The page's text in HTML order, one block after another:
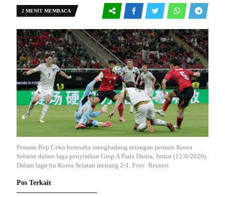
2 MENIT MEMBACA
Pemain Rep Ceko berusaha menghadang serangan pemain Korea
Selatan dalam laga penyisihan Grup A Piala Dunia, Jumat (12/6/2026).
Dalam laga itu Korea Selatan menang 2-1. Foto: Reuters
Pos Terkait